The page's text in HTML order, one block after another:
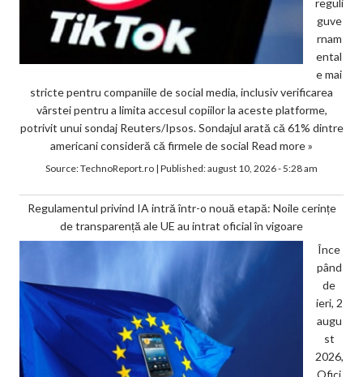
reguli
guve
rnam
ental
e mai
stricte pentru companiile de social media, inclusiv verificarea
vârstei pentru a limita accesul copiilor la aceste platforme,
potrivit unui sondaj Reuters/Ipsos. Sondajul arată că 61% dintre
americani consideră că firmele de social Read more »
Source:TechnoReport.ro | Published:august 10, 2026 - 5:28 am
Regulamentul privind IA intră într-o nouă etapă: Noile cerințe
de transparență ale UE au intrat oficial în vigoare
Înce
pând
de
ieri, 2
augu
st
2026,